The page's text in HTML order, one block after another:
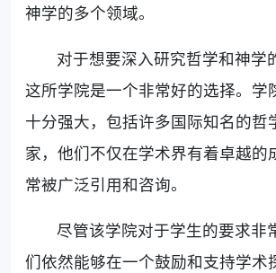
神学的多个领域。
对于想要深入研究哲学和神学
这所学院是一个非常好的选择。学
十分强大，包括许多国际知名的哲
家，他们不仅在学术界有着卓越的
常被广泛引用和咨询。
尽管该学院对于学生的要求非
们依然能够在一个鼓励和支持学术